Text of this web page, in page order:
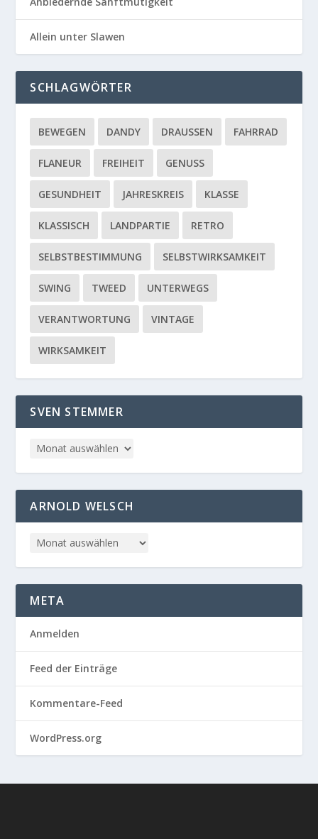
Allein unter Slawen
SCHLAGWÖRTER
BEWEGEN DANDY DRAUSSEN FAHRRAD
FLANEUR FREIHEIT GENUSS
GESUNDHEIT JAHRESKREIS KLASSE
KLASSISCH LANDPARTIE RETRO
SELBSTBESTIMMUNG SELBSTWIRKSAMKEIT
SWING TWEED UNTERWEGS
VERANTWORTUNG VINTAGE
WIRKSAMKEIT
SVEN STEMMER
ARNOLD WELSCH
META
Anmelden
Feed der Einträge
Kommentare-Feed
WordPress.org